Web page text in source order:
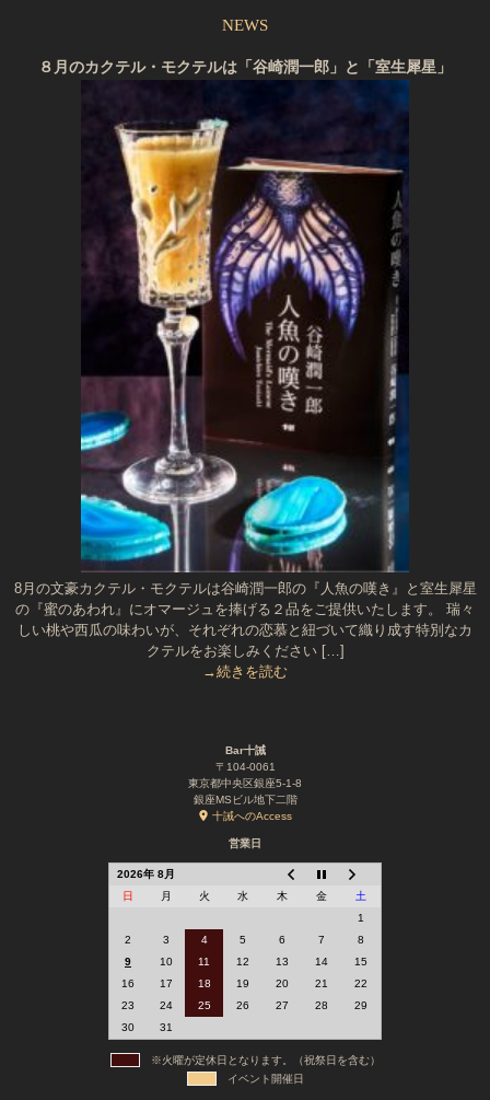
NEWS
８月のカクテル・モクテルは「谷崎潤一郎」と「室生犀星」
8月の文豪カクテル・モクテルは谷崎潤一郎の『人魚の嘆き』と室生犀星
の『蜜のあわれ』にオマージュを捧げる２品をご提供いたします。 瑞々
しい桃や西瓜の味わいが、それぞれの恋慕と紐づいて織り成す特別なカ
クテルをお楽しみください […]
→続きを読む
Bar十誡
〒104-0061
東京都中央区銀座5-1-8
銀座MSビル地下二階
十誡へのAccess
営業日
2026年 8月
日
月 火 水 木 金
土
1
2
3 4 5 6 7
8
9
10 11 12 13 14
15
16
17 18 19 20 21
22
23
24 25 26 27 28
29
30
31
※火曜が定休日となります。（祝祭日を含む）
イベント開催日